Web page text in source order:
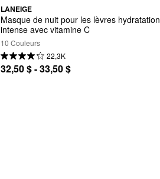
LANEIGE
Masque de nuit pour les lèvres hydratation
intense avec vitamine C
10 Couleurs
22,3K
32,50 $ - 33,50 $